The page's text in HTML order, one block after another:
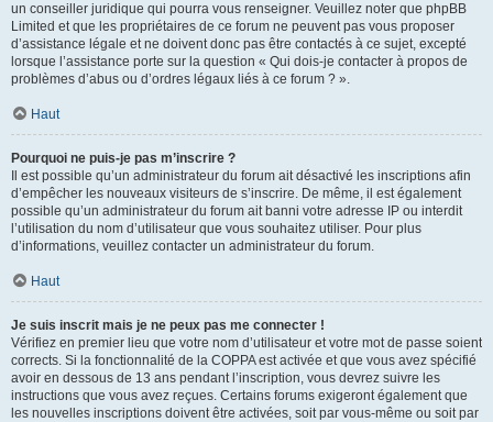
un conseiller juridique qui pourra vous renseigner. Veuillez noter que phpBB
Limited et que les propriétaires de ce forum ne peuvent pas vous proposer
d’assistance légale et ne doivent donc pas être contactés à ce sujet, excepté
lorsque l’assistance porte sur la question « Qui dois-je contacter à propos de
problèmes d’abus ou d’ordres légaux liés à ce forum ? ».
Haut
Pourquoi ne puis-je pas m’inscrire ?
Il est possible qu’un administrateur du forum ait désactivé les inscriptions afin
d’empêcher les nouveaux visiteurs de s’inscrire. De même, il est également
possible qu’un administrateur du forum ait banni votre adresse IP ou interdit
l’utilisation du nom d’utilisateur que vous souhaitez utiliser. Pour plus
d’informations, veuillez contacter un administrateur du forum.
Haut
Je suis inscrit mais je ne peux pas me connecter !
Vérifiez en premier lieu que votre nom d’utilisateur et votre mot de passe soient
corrects. Si la fonctionnalité de la COPPA est activée et que vous avez spécifié
avoir en dessous de 13 ans pendant l’inscription, vous devrez suivre les
instructions que vous avez reçues. Certains forums exigeront également que
les nouvelles inscriptions doivent être activées, soit par vous-même ou soit par